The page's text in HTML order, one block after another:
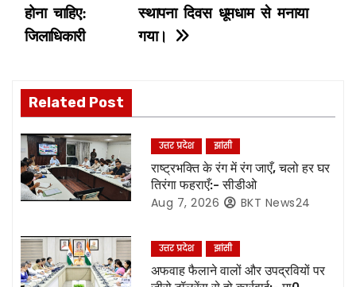
s
t
n
a
v
i
a
स्थापना दिवस धूमधाम से मनाया
गया।
होना चाहिए:
जिलाधिकारी
Related Post
उत्तर प्रदेश झांसी
राष्ट्रभक्ति के रंग में रंग जाएँ, चलो हर घर
तिरंगा फहराएँ:- सीडीओ
Aug 7, 2026 BKT News24
उत्तर प्रदेश झांसी
अफवाह फैलाने वालों और उपद्रवियों पर